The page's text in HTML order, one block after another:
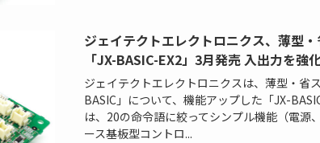
ジェイテクトエレクトロニクス、薄型
「JX-BASIC-EX2」3月発売 入出力を強
ジェイテクトエレクトロニクスは、薄型・省
BASIC」について、機能アップした「JX-
は、20の命令語に絞ってシンプル機能（電源
ース基板型コントロ...